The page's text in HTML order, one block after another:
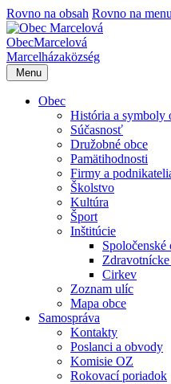
Rovno na obsah Rovno na menu
ObecMarcelová
Marcelházaközség
Menu
Obec
História a symboly
Súčasnosť
Družobné obce
Pamätihodnosti
Firmy a
Školstvo
Kultúra
Šport
Inštitúcie
Spoločenské
Cirkev
Zoznam ulíc
Mapa obce
Samospráva
Kontakty
Poslanci a obvody
Komisie OZ
Rokovací poriadok